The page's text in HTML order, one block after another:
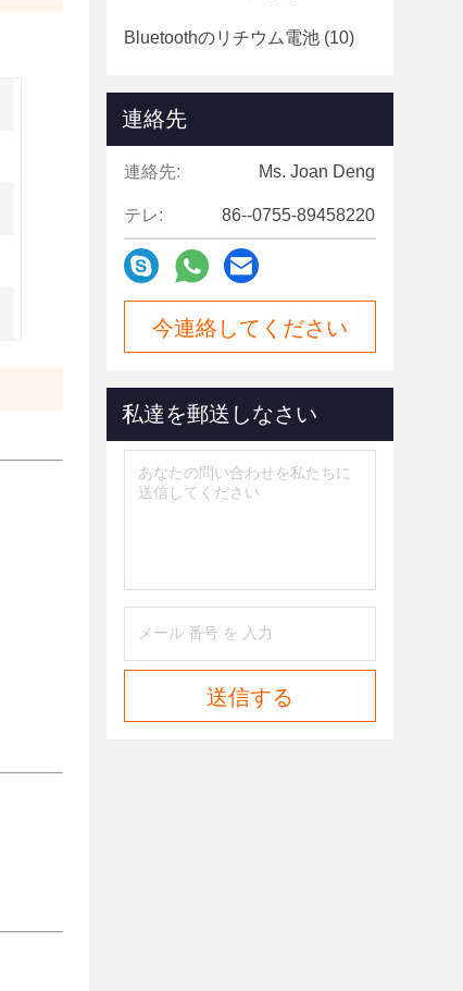
Bluetoothのリチウム電池 (10)
連絡先
連絡先: Ms. Joan Deng
テレ: 86--0755-89458220
今連絡してください
私達を郵送しなさい
送信する